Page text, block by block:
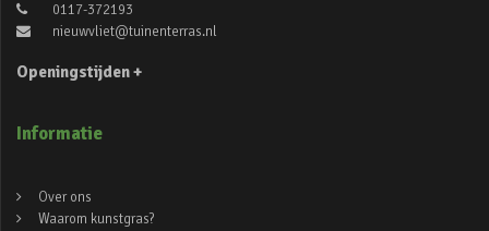
0117-372193
nieuwvliet@tuinenterras.nl
Openingstijden +
Informatie
Over ons
Waarom kunstgras?